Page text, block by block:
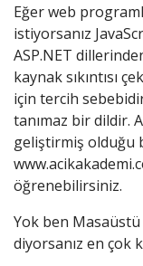
Eğer web
istiyorsanız
ASP.NET
kaynak sıkıntısı
için tercih
tanımaz bir dildir.
geliştirmiş olduğu
öğrenebilirsiniz.
Yok ben
diyorsanız en çok